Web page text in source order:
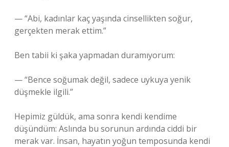
— “Abi, kadınlar kaç yaşında cinsellikten soğur,
gerçekten merak ettim.”
Ben tabii ki şaka yapmadan duramıyorum:
— “Bence soğumak değil, sadece uykuya yenik
düşmekle ilgili.”
Hepimiz güldük, ama sonra kendi kendime
düşündüm: Aslında bu sorunun ardında ciddi bir
merak var. İnsan, hayatın yoğun temposunda kendi